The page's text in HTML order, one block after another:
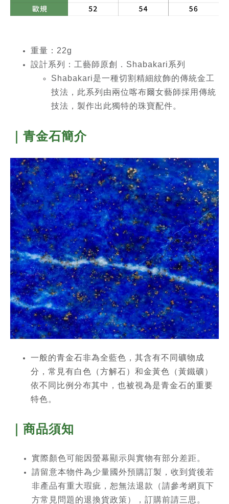
重量：22g
設計系列：工藝師原創．Shabakari系列
Shabakari是一種切割精細紋飾的傳統金工
技法，此系列由兩位喀布爾女藝師採用傳統
技法，製作出此獨特的珠寶配件。
｜青金石簡介
一般的青金石非為全藍色，其含有不同礦物成
分，常見有白色（方解石）和金黃色（黃鐵礦）
依不同比例分布其中，也被視為是青金石的重要
特色。
｜商品須知
實際顏色可能因螢幕顯示與實物有部分差距。
請留意本物件為少量國外預購訂製，收到貨後若
非產品有重大瑕疵，恕無法退款（請參考網頁下
方常見問題的退換貨政策），訂購前請三思。